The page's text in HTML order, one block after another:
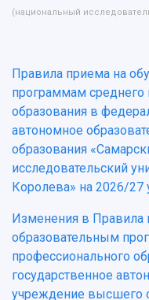
История
Руководство
Наблюдательный
Попечительский
Ученый совет
Ректорат
Кадровый резерв
Персоналии
Сотрудники и
Заслуженные
Главные новости
События
СМИ об
Пресс-центр
Газета "Полет"
Газета
Мультимедиа
Подкасты
Почему я
Магистратура
Аспирантура
Формы обучения
Учебные планы
Дополнительное
Институты и
Образовательные
Профессорско-
Расписание
Основные
Подготовка
Конкурс на
работников
Научно-
Научные проекты
Аспирантура и
Справочные
Научная
Научно-
(национальный
Правила приема на
программам среднего
образования в
автономное
образования
исследовательский
Королева» на 2026/27
Изменения в Правила
образовательным
профессионального
государственное
учреждение высшего